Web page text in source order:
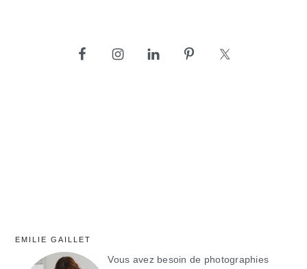
EMILIE GAILLET
Vous avez besoin de photographies